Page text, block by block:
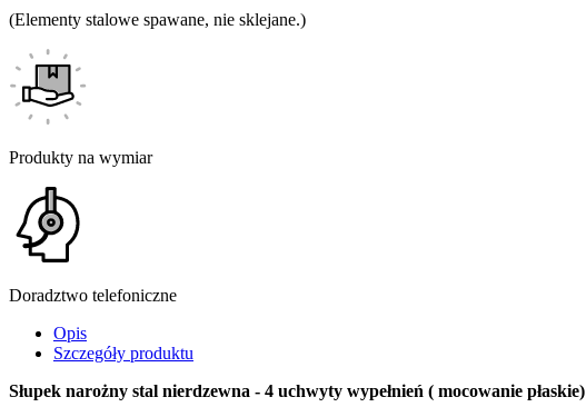
(Elementy stalowe spawane, nie sklejane.)
Produkty na wymiar
Doradztwo telefoniczne
Opis
Szczegóły produktu
Słupek narożny stal nierdzewna - 4 uchwyty wypełnień ( mocowanie płaskie)